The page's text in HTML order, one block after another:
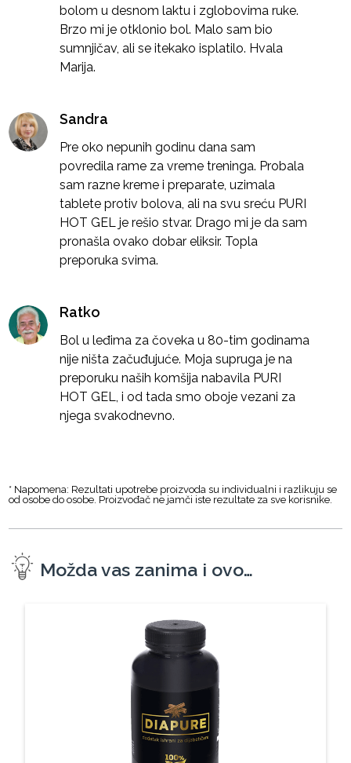
bolom u desnom laktu i zglobovima ruke.
Brzo mi je otklonio bol. Malo sam bio
sumnjičav, ali se itekako isplatilo. Hvala
Marija.
Sandra
Pre oko nepunih godinu dana sam
povredila rame za vreme treninga. Probala
sam razne kreme i preparate, uzimala
tablete protiv bolova, ali na svu sreću PURI
HOT GEL je rešio stvar. Drago mi je da sam
pronašla ovako dobar eliksir. Topla
preporuka svima.
Ratko
Bol u leđima za čoveka u 80-tim godinama
nije ništa začuđujuće. Moja supruga je na
preporuku naših komšija nabavila PURI
HOT GEL, i od tada smo oboje vezani za
njega svakodnevno.
* Napomena: Rezultati upotrebe proizvoda su individualni i razlikuju se
od osobe do osobe. Proizvođač ne jamči iste rezultate za sve korisnike.
Možda vas zanima i ovo…